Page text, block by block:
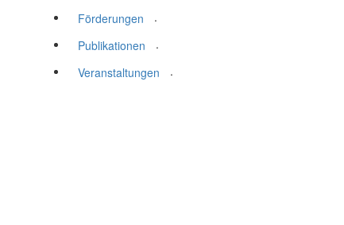
Förderungen
.
Publikationen
.
Veranstaltungen
.